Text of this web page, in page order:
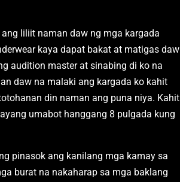
liliit naman daw ng mga kargada
kaya dapat bakat at matigas daw
audition master at sinabing di ko na
daw na malaki ang kargada ko kahit
din naman ang puna niya. Kahit
umabot hanggang 8 pulgada kung
pinasok ang kanilang mga kamay sa
burat na nakaharap sa mga baklang